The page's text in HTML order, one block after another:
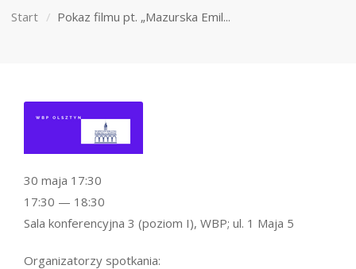
Start Pokaz filmu pt. „Mazurska Emil...
Organizatorzy spotkania:
30 maja 17:30
17:30 — 18:30
Sala konferencyjna 3 (poziom I), WBP; ul. 1 Maja 5